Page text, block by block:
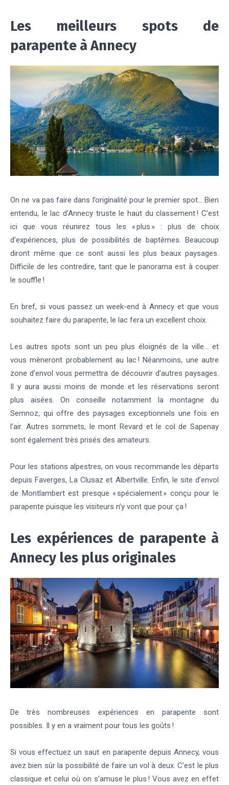
Les meilleurs spots de
parapente à Annecy
On ne va pas faire dans l’originalité pour le premier spot… Bien
entendu, le lac d’Annecy truste le haut du classement ! C’est
ici que vous réunirez tous les « plus » : plus de choix
d’expériences, plus de possibilités de baptêmes. Beaucoup
diront même que ce sont aussi les plus beaux paysages.
Difficile de les contredire, tant que le panorama est à couper
le souffle !
En bref, si vous passez un week-end à Annecy et que vous
souhaitez faire du parapente, le lac fera un excellent choix.
Les autres spots sont un peu plus éloignés de la ville… et
vous mèneront probablement au lac ! Néanmoins, une autre
zone d’envol vous permettra de découvrir d’autres paysages.
Il y aura aussi moins de monde et les réservations seront
plus aisées. On conseille notamment la montagne du
Semnoz, qui offre des paysages exceptionnels une fois en
l’air. Autres sommets, le mont Revard et le col de Sapenay
sont également très prisés des amateurs.
Pour les stations alpestres, on vous recommande les départs
depuis Faverges, La Clusaz et Albertville. Enfin, le site d’envol
de Montlambert est presque « spécialement » conçu pour le
parapente puisque les visiteurs n’y vont que pour ça !
Les expériences de parapente à
Annecy les plus originales
De très nombreuses expériences en parapente sont
possibles. Il y en a vraiment pour tous les goûts !
Si vous effectuez un saut en parapente depuis Annecy, vous
avez bien sûr la possibilité de faire un vol à deux. C’est le plus
classique et celui où on s’amuse le plus ! Vous avez en effet